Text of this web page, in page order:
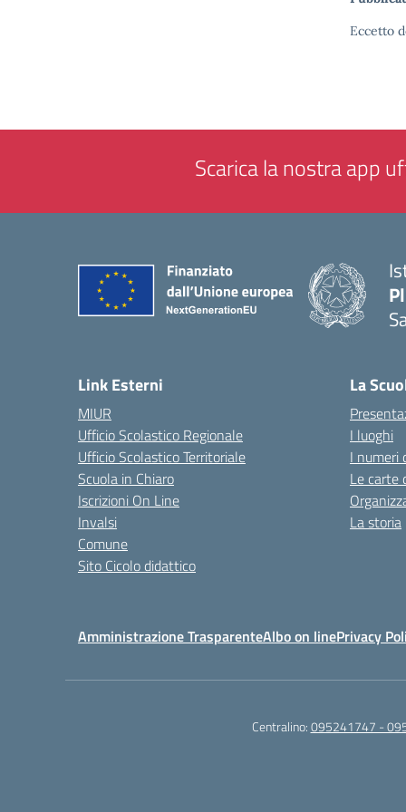
Eccetto
Scarica la nostra app
Link Esterni
MIUR
Ufficio Scolastico Regionale
Ufficio Scolastico Territoriale
Scuola in Chiaro
Iscrizioni On Line
Invalsi
Comune
Sito Cicolo didattico
La
I luoghi
I numeri
Le carte
La storia
Amministrazione TrasparenteAlbo on linePrivacy
Centralino:095241747 -